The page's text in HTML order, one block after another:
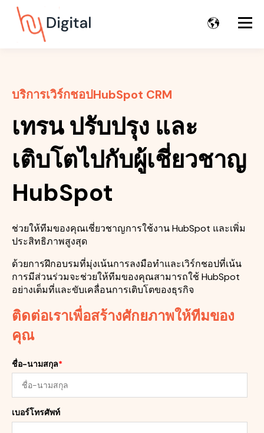
บริการเวิร์กชอปHubSpot CRM
เทรน ปรับปรุง และ
เติบโตไปกับผู้เชี่ยวชาญ
HubSpot
ช่วยให้ทีมของคุณเชี่ยวชาญการใช้งาน HubSpot และเพิ่ม
ประสิทธิภาพสูงสุด
ด้วยการฝึกอบรมที่มุ่งเน้นการลงมือทำและเวิร์กชอปที่เน้น
การมีส่วนร่วมจะช่วยให้ทีมของคุณสามารถใช้ HubSpot
อย่างเต็มที่และขับเคลื่อนการเติบโตของธุรกิจ
ติดต่อเราเพื่อสร้างศักยภาพให้ทีมของ
คุณ
ชื่อ-นามสกุล*
เบอร์โทรศัพท์